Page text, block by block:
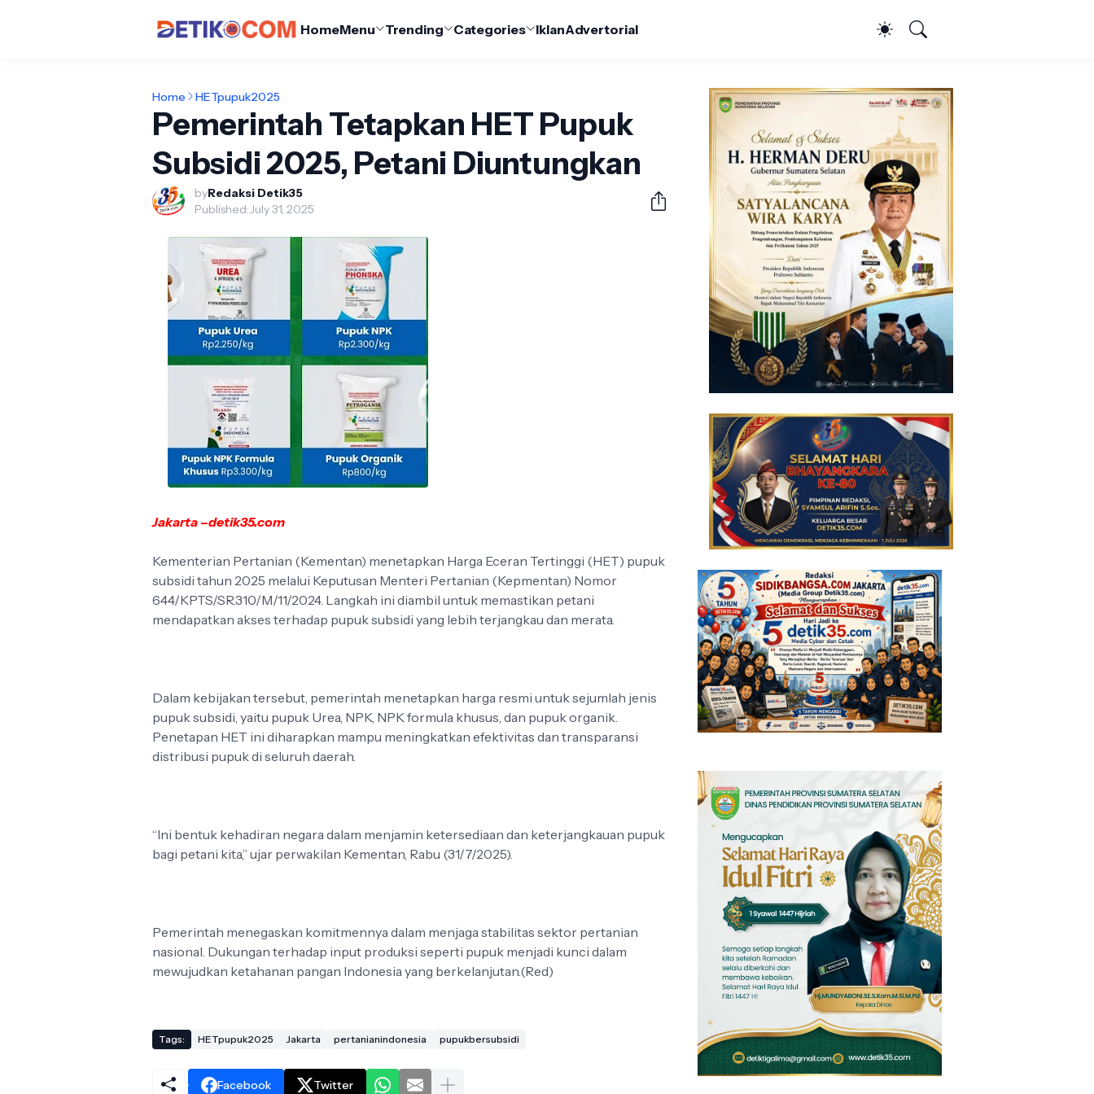
HomeMenu Trending Categories IklanAdvertorial
Home HETpupuk2025
Pemerintah Tetapkan HET Pupuk
Subsidi 2025, Petani Diuntungkan
byRedaksi Detik35
Published:July 31, 2025
Jakarta –detik35.com
Kementerian Pertanian (Kementan) menetapkan Harga Eceran Tertinggi (HET) pupuk
subsidi tahun 2025 melalui Keputusan Menteri Pertanian (Kepmentan) Nomor
644/KPTS/SR.310/M/11/2024. Langkah ini diambil untuk memastikan petani
mendapatkan akses terhadap pupuk subsidi yang lebih terjangkau dan merata.
Dalam kebijakan tersebut, pemerintah menetapkan harga resmi untuk sejumlah jenis
pupuk subsidi, yaitu pupuk Urea, NPK, NPK formula khusus, dan pupuk organik.
Penetapan HET ini diharapkan mampu meningkatkan efektivitas dan transparansi
distribusi pupuk di seluruh daerah.
“Ini bentuk kehadiran negara dalam menjamin ketersediaan dan keterjangkauan pupuk
bagi petani kita,” ujar perwakilan Kementan, Rabu (31/7/2025).
Pemerintah menegaskan komitmennya dalam menjaga stabilitas sektor pertanian
nasional. Dukungan terhadap input produksi seperti pupuk menjadi kunci dalam
mewujudkan ketahanan pangan Indonesia yang berkelanjutan.(Red)
Tags: HETpupuk2025 Jakarta pertanianindonesia pupukbersubsidi
Facebook Twitter